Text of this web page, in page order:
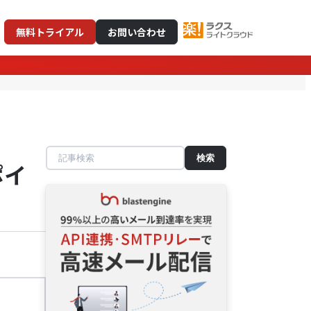
無料トライアル お問い合わせ
記
事